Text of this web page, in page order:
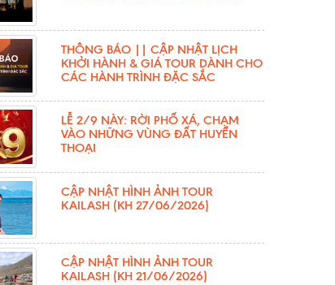
THÔNG BÁO || CẬP NHẬT LỊCH
KHỞI HÀNH & GIÁ TOUR DÀNH CHO
CÁC HÀNH TRÌNH ĐẶC SẮC
LỄ 2/9 NÀY: RỜI PHỐ XÁ, CHẠM
VÀO NHỮNG VÙNG ĐẤT HUYỀN
THOẠI
CẬP NHẬT HÌNH ẢNH TOUR
KAILASH (KH 27/06/2026)
CẬP NHẬT HÌNH ẢNH TOUR
KAILASH (KH 21/06/2026)